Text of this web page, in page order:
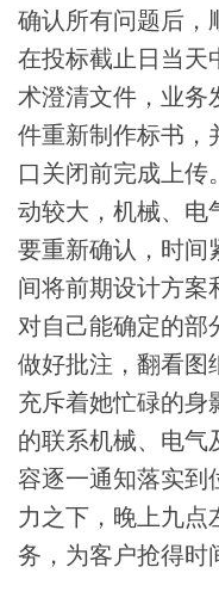
确认所有问题后，
在投标截止日当天
术澄清文件，业务
件重新制作标书，
口关闭前完成上传
动较大，机械、电
要重新确认，时间
间将前期设计方案
对自己能确定的部
做好批注，翻看图
充斥着她忙碌的身
的联系机械、电气
容逐一通知落实
力之下，晚上九点
务，为客户抢得时